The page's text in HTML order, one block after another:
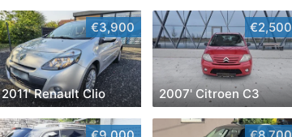
€3,900
2011' Renault Clio
€2,500
2007' Citroen C3